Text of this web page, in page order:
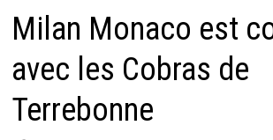
Milan Monaco est
avec les Cobras de
Terrebonne